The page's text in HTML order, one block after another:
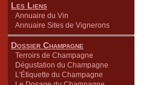
Les Liens
Annuaire du Vin
Annuaire Sites de Vignerons
Dossier Champagne
Terroirs de Champagne
Dégustation du Champagne
L'Étiquette du Champagne